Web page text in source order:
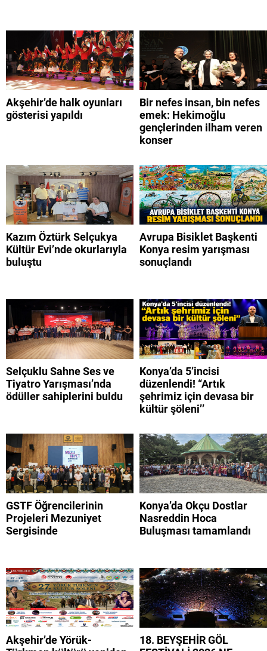
Akşehir’de halk oyunları
gösterisi yapıldı
Bir nefes insan, bin nefes
emek: Hekimoğlu
gençlerinden ilham veren
konser
Kazım Öztürk Selçukya
Kültür Evi’nde okurlarıyla
buluştu
Avrupa Bisiklet Başkenti
Konya resim yarışması
sonuçlandı
Selçuklu Sahne Ses ve
Tiyatro Yarışması’nda
ödüller sahiplerini buldu
Konya’da 5’incisi
düzenlendi! “Artık
şehrimiz için devasa bir
kültür şöleni’’
GSTF Öğrencilerinin
Projeleri Mezuniyet
Sergisinde
Konya’da Okçu Dostlar
Nasreddin Hoca
Buluşması tamamlandı
Akşehir’de Yörük-
18. BEYŞEHİR GÖL